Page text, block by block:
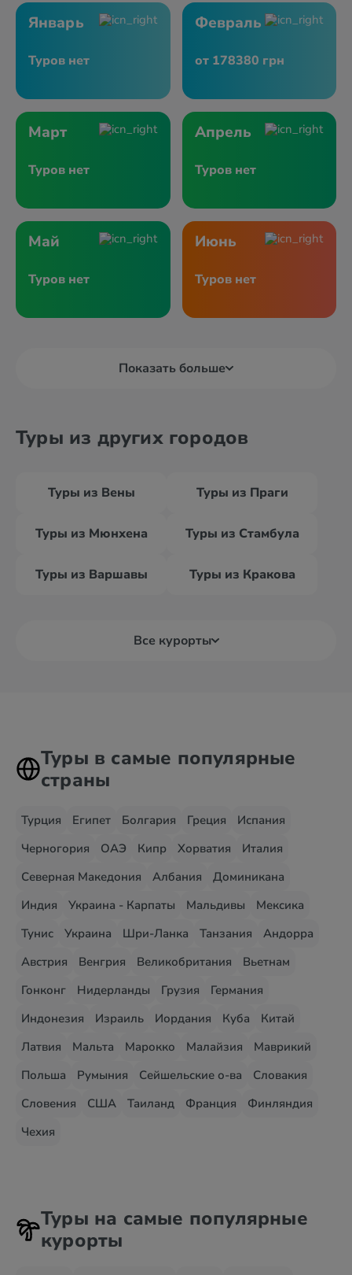
Январь
Туров нет
Февраль
от 178380 грн
Март
Туров нет
Апрель
Туров нет
Май
Туров нет
Июнь
Туров нет
Показать больше
Туры из других городов
Туры из Вены Туры из Праги
Туры из Мюнхена Туры из Стамбула
Туры из Варшавы Туры из Кракова
Все курорты
Туры в самые популярные
страны
Турция Египет Болгария Греция
Испания
Черногория
ОАЭ Кипр Хорватия
Италия
Северная Македония
Албания
Доминикана
Индия
Украина - Карпаты Мальдивы
Мексика
Тунис
Украина Шри-Ланка Танзания
Андорра
Австрия
Венгрия Великобритания
Вьетнам
Гонконг
Нидерланды Грузия
Германия
Индонезия
Израиль Иордания Куба
Китай
Латвия
Мальта Марокко Малайзия
Маврикий
Польша
Румыния Сейшельские о-ва
Словакия
Словения
США Таиланд Франция
Финляндия
Чехия
Туры на самые популярные
курорты